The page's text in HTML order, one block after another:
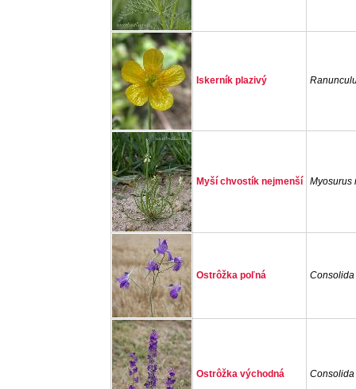
Iskerník plazivý
Myší chvostík nejmenší Myosurus
Ostrôžka poľná
Ostrôžka východná